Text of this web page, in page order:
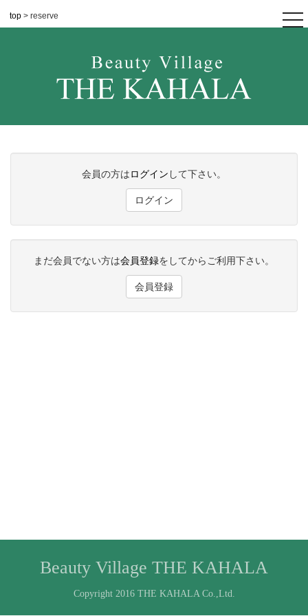
top > reserve
会員の方はログイン して下さい。
ログイン
まだ会員でない方は会員登録をしてからご利用下さい。
会員登録
Beauty Village THE KAHALA
Copyright 2016 THE KAHALA Co.,Ltd.